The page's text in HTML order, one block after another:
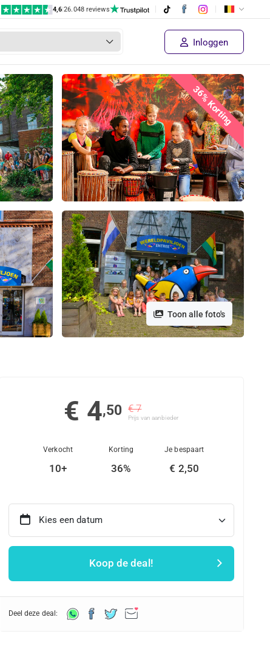
4,6|26.048 reviews
Inloggen
36% Korting
Toon alle foto's
€ 4,50 € 7
Prijs van aanbieder
Verkocht
10+
Korting
36%
Je bespaart
€ 2,50
Kies een datum
Koop de deal!
Deel deze deal: